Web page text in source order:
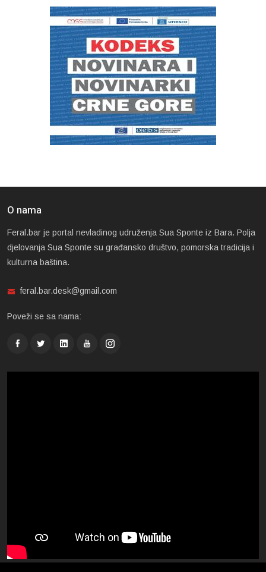
O nama
Feral.bar je portal nevladinog udruženja Sua Sponte iz Bara. Polja
djelovanja Sua Sponte su građansko društvo, pomorska tradicija i
kulturna baština.
feral.bar.desk@gmail.com
Poveži se sa nama: